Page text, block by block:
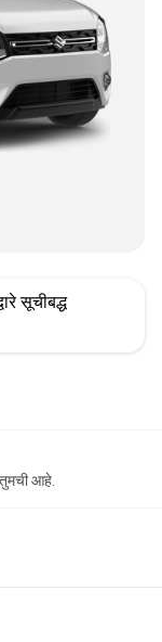
सूचीबद्ध
तुमची आहे.